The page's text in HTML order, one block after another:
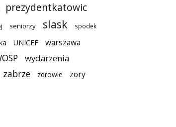
prezydentkatowic
seniorzy slask spodek
UNICEF
warszawa
wydarzenia
zabrze zdrowie zory